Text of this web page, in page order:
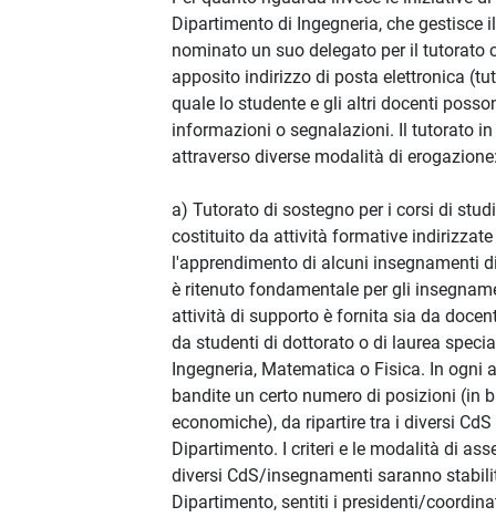
Dipartimento di Ingegneria, che gestisce
nominato un suo delegato per il tutorato
apposito indirizzo di posta elettronica
quale lo studente e gli altri docenti
informazioni o segnalazioni. Il tutorato
attraverso diverse modalità di
a) Tutorato di sostegno per i corsi di
costituito da attività formative
l'apprendimento di alcuni insegnamenti
è ritenuto fondamentale per gli
attività di supporto è fornita sia da
da studenti di dottorato o di laurea
Ingegneria, Matematica o Fisica. In ogni
bandite un certo numero di posizioni (in
economiche), da ripartire tra i diversi
Dipartimento. I criteri e le modalità di
diversi CdS/insegnamenti saranno
Dipartimento, sentiti i presidenti/